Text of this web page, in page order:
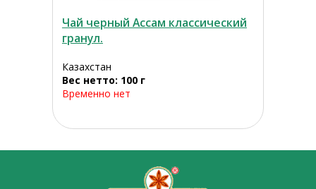
Чай черный Ассам классический
гранул.
Казахстан
Вес нетто: 100 г
Временно нет